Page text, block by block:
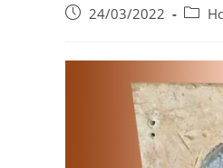
Запись24/03/2022
Post